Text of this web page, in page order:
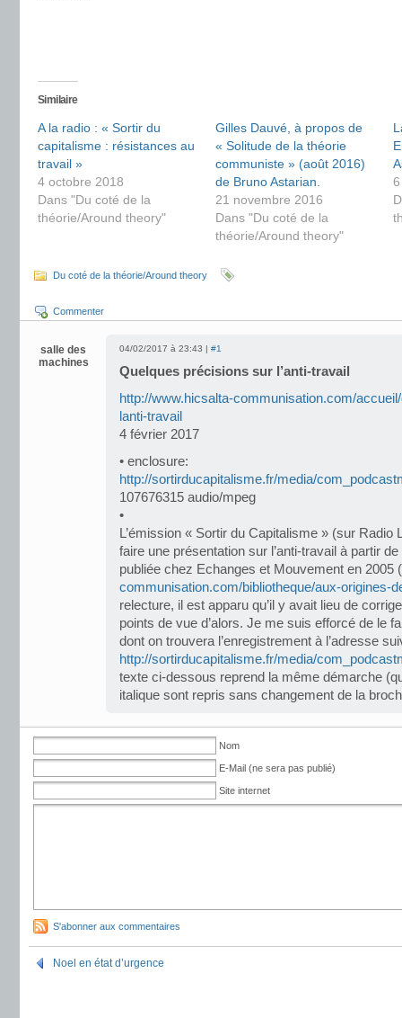
Similaire
A la radio : « Sortir du
capitalisme : résistances au
travail »
4 octobre 2018
Dans "Du coté de la
théorie/Around theory"
Gilles Dauvé, à propos de
« Solitude de la théorie
communiste » (août 2016)
de Bruno Astarian.
21 novembre 2016
Dans "Du coté de la
théorie/Around theory"
Du coté de la théorie/Around theory
Commenter
salle des
machines
04/02/2017 à 23:43 | #1
Quelques précisions sur l’anti-travail
http://www.hicsalta-communisation.com/
lanti-travail
4 février 2017
• enclosure:
http://sortirducapitalisme.fr/media/
107676315 audio/mpeg
•
L’émission « Sortir du Capitalisme » (sur Radio
faire une présentation sur l’anti-travail à partir
publiée chez Echanges et Mouvement en 2005
communisation.com/bibliotheque/aux-origines-
relecture, il est apparu qu’il y avait lieu de
points de vue d’alors. Je me suis efforcé de le
dont on trouvera l’enregistrement à l’adresse
http://sortirducapitalisme.fr/media/
texte ci-dessous reprend la même démarche
italique sont repris sans changement de la
Nom
E-Mail (ne sera pas publié)
Site internet
S'abonner aux commentaires
Noel en état d’urgence